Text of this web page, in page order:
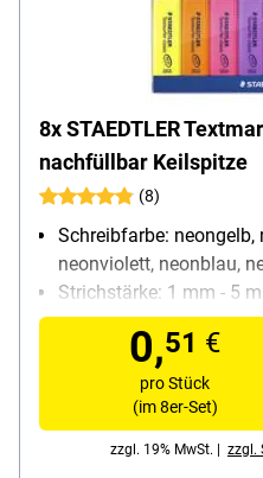
8x STAEDTLER
nachfüllbar Keilspitze
(8)
Schreibfarbe: neongelb,
neonviolett, neonblau,
Strichstärke: 1 mm - 5
Ausführung: für Inkjet-
trocken, lichtbeständig,
Besonderheiten: Stift
nicht aus (z.B. im
Taschenclip
Inhalt pro Pack: 8 Stück
0,51 €
pro Stück
(im 8er-Set)
zzgl. 19% MwSt. | zzgl.